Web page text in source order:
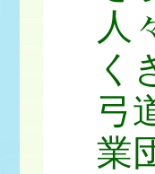
人
く
弓
業